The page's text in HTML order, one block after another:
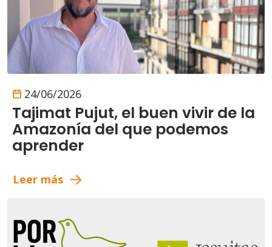
24/06/2026
Tajimat Pujut, el buen vivir de la
Amazonía del que podemos
aprender
Leer más